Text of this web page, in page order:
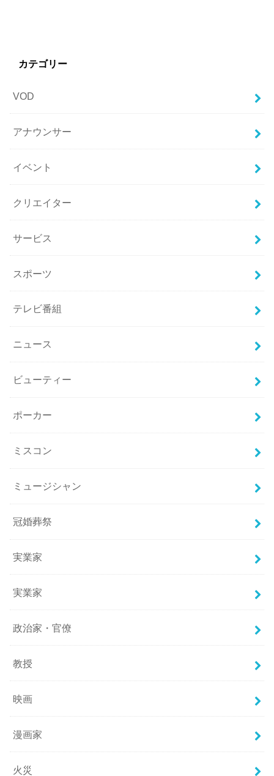
カテゴリー
VOD
アナウンサー
イベント
クリエイター
サービス
スポーツ
テレビ番組
ニュース
ビューティー
ポーカー
ミスコン
ミュージシャン
冠婚葬祭
実業家
実業家
政治家・官僚
教授
映画
漫画家
火災